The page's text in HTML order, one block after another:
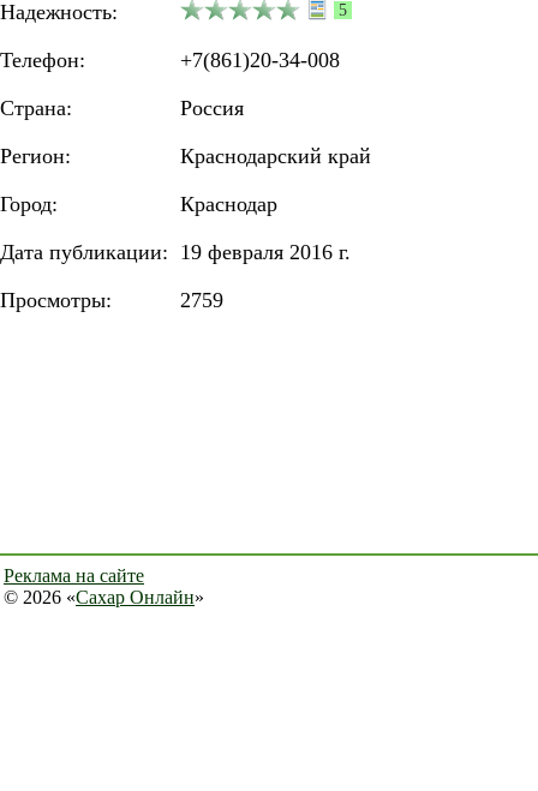
Надежность:
5
Телефон:
+7(861)20-34-008
Страна:
Россия
Регион:
Краснодарский край
Город:
Краснодар
Дата публикации: 19 февраля 2016 г.
Просмотры:
2759
Реклама на сайте
© 2026 «Сахар Онлайн»